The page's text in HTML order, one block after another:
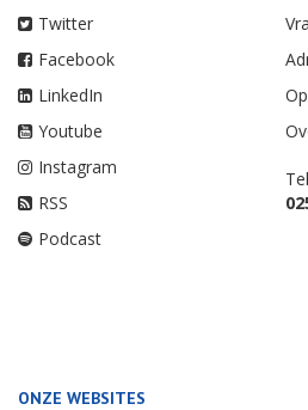
Twitter
Facebook
LinkedIn
Youtube
Instagram
RSS
Podcast
ONZE WEBSITES